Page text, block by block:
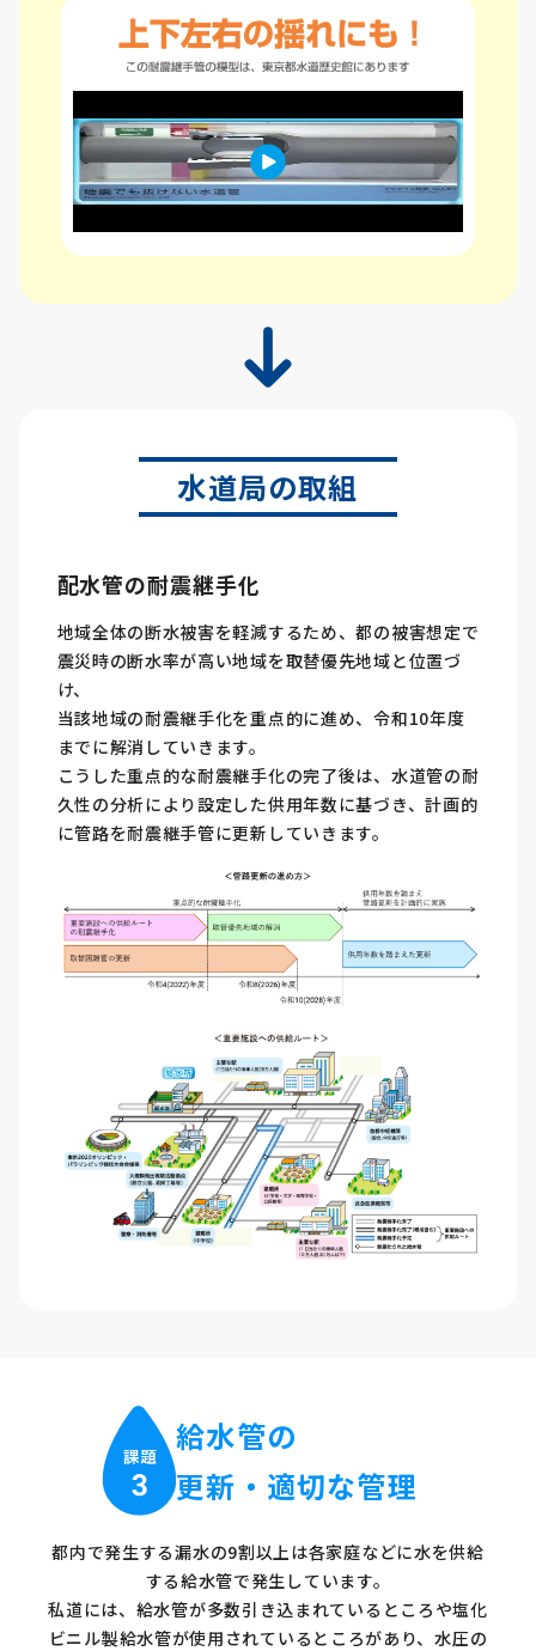
水道局の取組
配水管の耐震継手化
地域全体の断水被害を軽減するため、都の被害想定で
震災時の断水率が高い地域を取替優先地域と位置づ
け、
当該地域の耐震継手化を重点的に進め、令和10年度
までに解消していきます。
こうした重点的な耐震継手化の完了後は、水道管の耐
久性の分析により設定した供用年数に基づき、計画的
に管路を耐震継手管に更新していきます。
給水管の
更新・適切な管理
都内で発生する漏水の9割以上は各家庭などに水を供給
する給水管で発生しています。
私道には、給水管が多数引き込まれているところや塩化
ビニル製給水管が使用されているところがあり、水圧の